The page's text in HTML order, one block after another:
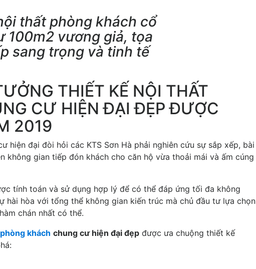
thất phòng khách cổ
100m2 vương giả, tọa
sang trọng và tinh tế
THIẾT KẾ NỘI THẤT
CƯ HIỆN ĐẠI ĐẸP ĐƯỢC
2019
hiện đại đòi hỏi các KTS Sơn Hà phải nghiên cứu sự sắp xếp, bài
không gian tiếp đón khách cho căn hộ vừa thoải mái và ấm cúng
tính toán và sử dụng hợp lý để có thể đáp ứng tối đa không
hài hòa với tổng thể không gian kiến trúc mà chủ đầu tư lựa chọn
chán nhất có thể.
khách chung cư hiện đại đẹp được ưa chuộng thiết kế